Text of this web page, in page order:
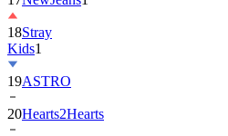
18Stray
Kids1
19ASTRO
20Hearts2Hearts